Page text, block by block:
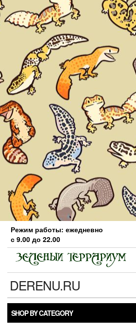
Skip
the
content
Режим работы: ежедневно
с 9.00 до 22.00
DERENU.RU
SHOP BY CATEGORY